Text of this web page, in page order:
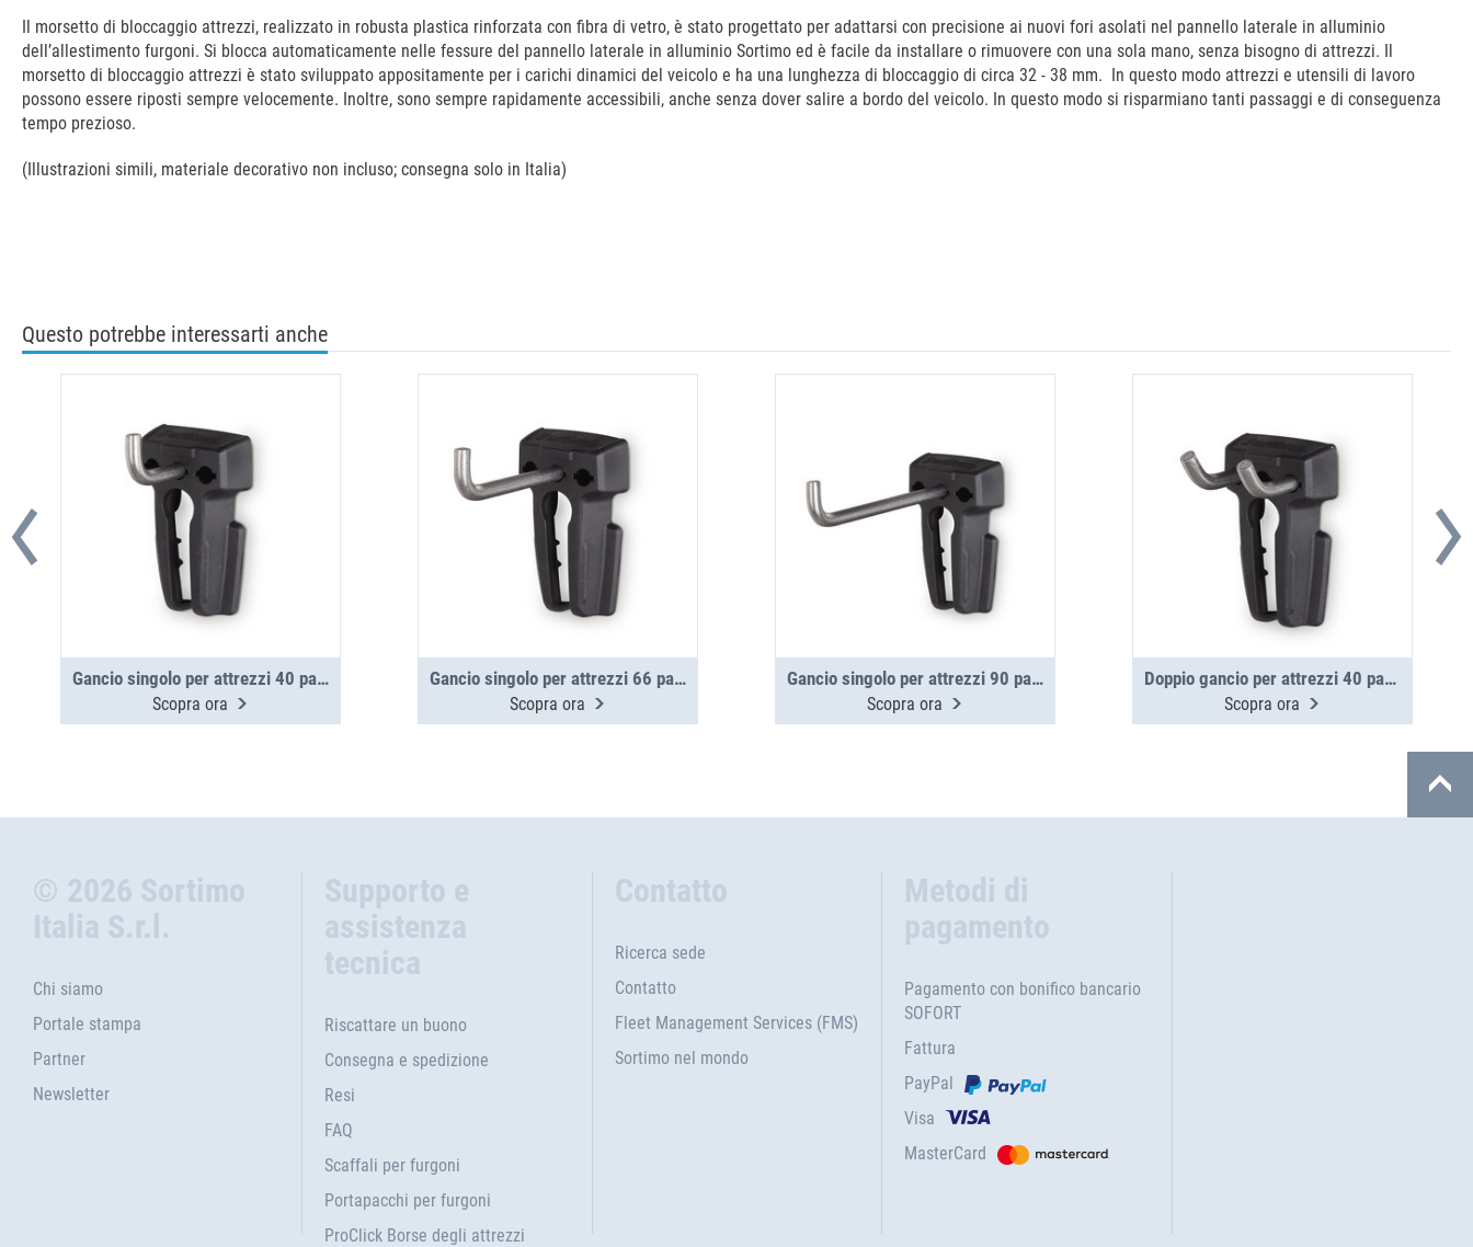
Il morsetto di bloccaggio attrezzi, realizzato in robusta plastica rinforzata con fibra di vetro, è stato progettato per adattarsi con precisione ai nuovi fori asolati nel pannello laterale in alluminio
dell’allestimento furgoni. Si blocca automaticamente nelle fessure del pannello laterale in alluminio Sortimo ed è facile da installare o rimuovere con una sola mano, senza bisogno di attrezzi. Il
morsetto di bloccaggio attrezzi è stato sviluppato appositamente per i carichi dinamici del veicolo e ha una lunghezza di bloccaggio di circa 32 - 38 mm. In questo modo attrezzi e utensili di lavoro
possono essere riposti sempre velocemente. Inoltre, sono sempre rapidamente accessibili, anche senza dover salire a bordo del veicolo. In questo modo si risparmiano tanti passaggi e di conseguenza
tempo prezioso.
(Illustrazioni simili, materiale decorativo non incluso; consegna solo in Italia)
Questo potrebbe interessarti anche
Gancio singolo per attrezzi 40 pannello laterale in alluminio
Scopra ora
Gancio singolo per attrezzi 66 pannello laterale in alluminio
Scopra ora
Gancio singolo per attrezzi 90 pannello laterale in alluminio
Scopra ora
Doppio gancio per attrezzi 40 pannello laterale in alluminio
Scopra ora
© 2026 Sortimo
Italia S.r.l.
Chi siamo
Portale stampa
Partner
Newsletter
Supporto e
assistenza
tecnica
Riscattare un buono
Consegna e spedizione
Resi
FAQ
Scaffali per furgoni
Portapacchi per furgoni
ProClick Borse degli attrezzi
Contatto
Ricerca sede
Contatto
Fleet Management Services (FMS)
Sortimo nel mondo
Metodi di
pagamento
Pagamento con bonifico bancario
SOFORT
Fattura
PayPal
Visa
MasterCard